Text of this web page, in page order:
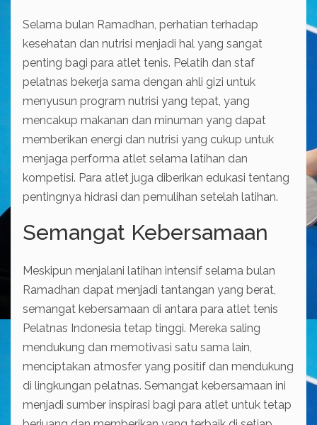
Selama bulan Ramadhan, perhatian terhadap
kesehatan dan nutrisi menjadi hal yang sangat
penting bagi para atlet tenis. Pelatih dan staf
pelatnas bekerja sama dengan ahli gizi untuk
menyusun program nutrisi yang tepat, yang
mencakup makanan dan minuman yang dapat
memberikan energi dan nutrisi yang cukup untuk
menjaga performa atlet selama latihan dan
kompetisi. Para atlet juga diberikan edukasi tentang
pentingnya hidrasi dan pemulihan setelah latihan.
Semangat Kebersamaan
Meskipun menjalani latihan intensif selama bulan
Ramadhan dapat menjadi tantangan yang berat,
semangat kebersamaan di antara para atlet tenis
Pelatnas Indonesia tetap tinggi. Mereka saling
mendukung dan memotivasi satu sama lain,
menciptakan atmosfer yang positif dan mendukung
di lingkungan pelatnas. Semangat kebersamaan ini
menjadi sumber inspirasi bagi para atlet untuk tetap